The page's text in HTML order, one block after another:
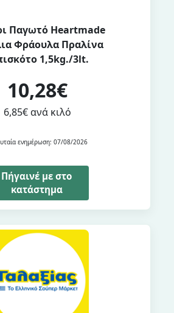
Παγωτό Heartmade
Φράουλα Πραλίνα
1,5kg./3lt.
10,28€
6,85€ ανά κιλό
ενημέρωση: 07/08/2026
Πήγαινέ με στο
κατάστημα